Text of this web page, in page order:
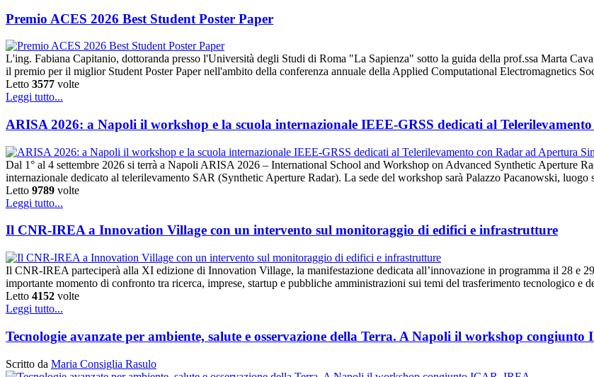
Premio ACES 2026 Best Student Poster Paper
L'ing. Fabiana Capitanio, dottoranda presso l'Università degli Studi di Roma "La Sapienza" sotto la guida della prof.ssa Marta
il premio per il miglior Student Poster Paper nell'ambito della conferenza annuale della Applied Computational Electromagnetics
Letto 3577 volte
Leggi tutto...
ARISA 2026: a Napoli il workshop e la scuola internazionale IEEE-GRSS dedicati al
Dal 1° al 4 settembre 2026 si terrà a Napoli ARISA 2026 – International School and Workshop on Advanced Synthetic Aperture
internazionale dedicato al telerilevamento SAR (Synthetic Aperture Radar). La sede del workshop sarà Palazzo Pacanowski,
Letto 9789 volte
Leggi tutto...
Il CNR-IREA a Innovation Village con un intervento sul monitoraggio di edifici e infrastrutture
Il CNR-IREA parteciperà alla XI edizione di Innovation Village, la manifestazione dedicata all’innovazione in programma il 28 e
importante momento di confronto tra ricerca, imprese, startup e pubbliche amministrazioni sui temi del trasferimento tecnologico e
Letto 4152 volte
Leggi tutto...
Tecnologie avanzate per ambiente, salute e osservazione della Terra. A Napoli il workshop
Scritto da Maria Consiglia Rasulo